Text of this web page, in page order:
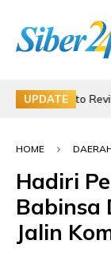
UPDATE
Revitalisasi
HOME
Hadiri
Babinsa
Jalin